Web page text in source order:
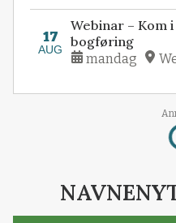
17
AUG
Webinar – Kom
bogføring
mandag